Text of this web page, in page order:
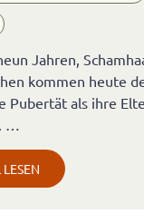
Jahren,
kommen heute
Pubertät als ihre
…